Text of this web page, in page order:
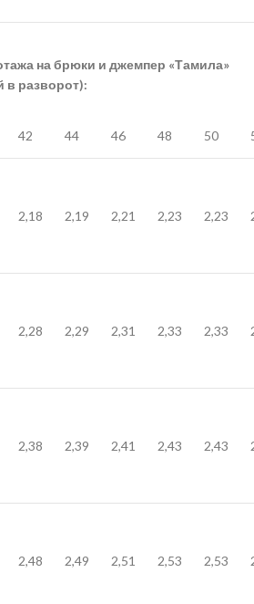
на брюки и джемпер «Тамила»
в разворот):
42 44 46 48 50
2,18 2,19 2,21 2,23 2,23
2,28 2,29 2,31 2,33 2,33
2,38 2,39 2,41 2,43 2,43
2,48 2,49 2,51 2,53 2,53